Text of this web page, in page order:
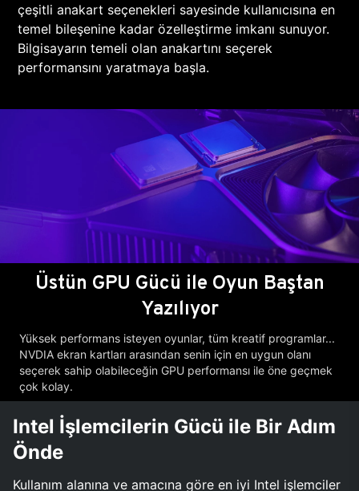
çeşitli anakart seçenekleri sayesinde kullanıcısına en
temel bileşenine kadar özelleştirme imkanı sunuyor.
Bilgisayarın temeli olan anakartını seçerek
performansını yaratmaya başla.
Üstün GPU Gücü ile Oyun Baştan
Yazılıyor
Yüksek performans isteyen oyunlar, tüm kreatif programlar...
NVDIA ekran kartları arasından senin için en uygun olanı
seçerek sahip olabileceğin GPU performansı ile öne geçmek
çok kolay.
Intel İşlemcilerin Gücü ile Bir Adım
Önde
Kullanım alanına ve amacına göre en iyi Intel işlemciler